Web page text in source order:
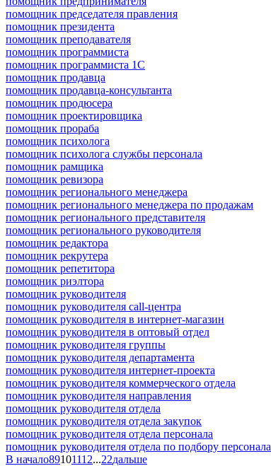
помощник председателя правления
помощник президента
помощник преподавателя
помощник программиста
помощник программиста 1С
помощник продавца
помощник продавца-консультанта
помощник продюсера
помощник проектировщика
помощник прораба
помощник психолога
помощник психолога службы персонала
помощник рамщика
помощник ревизора
помощник регионального менеджера
помощник регионального менеджера по продажам
помощник регионального представителя
помощник регионального руководителя
помощник редактора
помощник рекрутера
помощник репетитора
помощник риэлтора
помощник руководителя
помощник руководителя call-центра
помощник руководителя в интернет-магазин
помощник руководителя в оптовый отдел
помощник руководителя группы
помощник руководителя департамента
помощник руководителя интернет-проекта
помощник руководителя коммерческого отдела
помощник руководителя направления
помощник руководителя отдела
помощник руководителя отдела закупок
помощник руководителя отдела персонала
помощник руководителя отдела по подбору персонала
В начало89101112...22дальше